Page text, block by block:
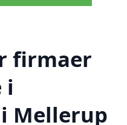
firmaer
i
Mellerup